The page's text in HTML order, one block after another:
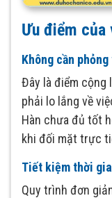
Ưu điểm của
Không cần
Đây là điểm cộng
phải lo lắng về
Hàn chưa đủ tốt
khi đối mặt trực
Tiết kiệm thời
Quy trình đơn